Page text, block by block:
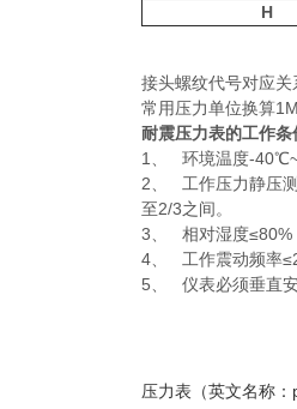
H
接头螺纹代号对应
常用压力单位换算
耐震压力表的工作条
1、 环境温度-
2、 工作压力静压
至2/3之间。
3、 相对湿度≤80%
4、 工作震动频率
5、 仪表必须垂直
压力表（英文名称